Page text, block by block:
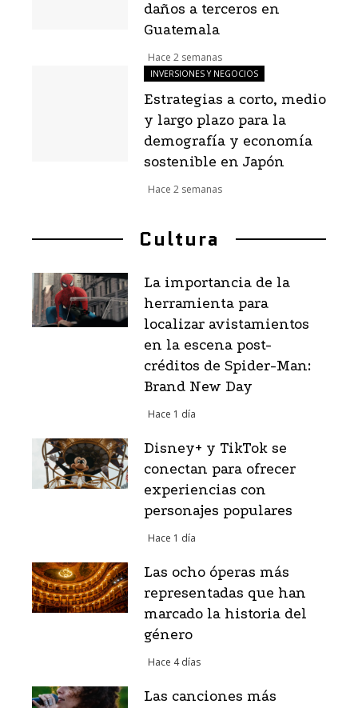
daños a terceros en
Guatemala
Hace 2 semanas
INVERSIONES Y NEGOCIOS
Estrategias a corto, medio
y largo plazo para la
demografía y economía
sostenible en Japón
Hace 2 semanas
Cultura
La importancia de la
herramienta para
localizar avistamientos
en la escena post-
créditos de Spider-Man:
Brand New Day
Hace 1 día
Disney+ y TikTok se
conectan para ofrecer
experiencias con
personajes populares
Hace 1 día
Las ocho óperas más
representadas que han
marcado la historia del
género
Hace 4 días
Las canciones más